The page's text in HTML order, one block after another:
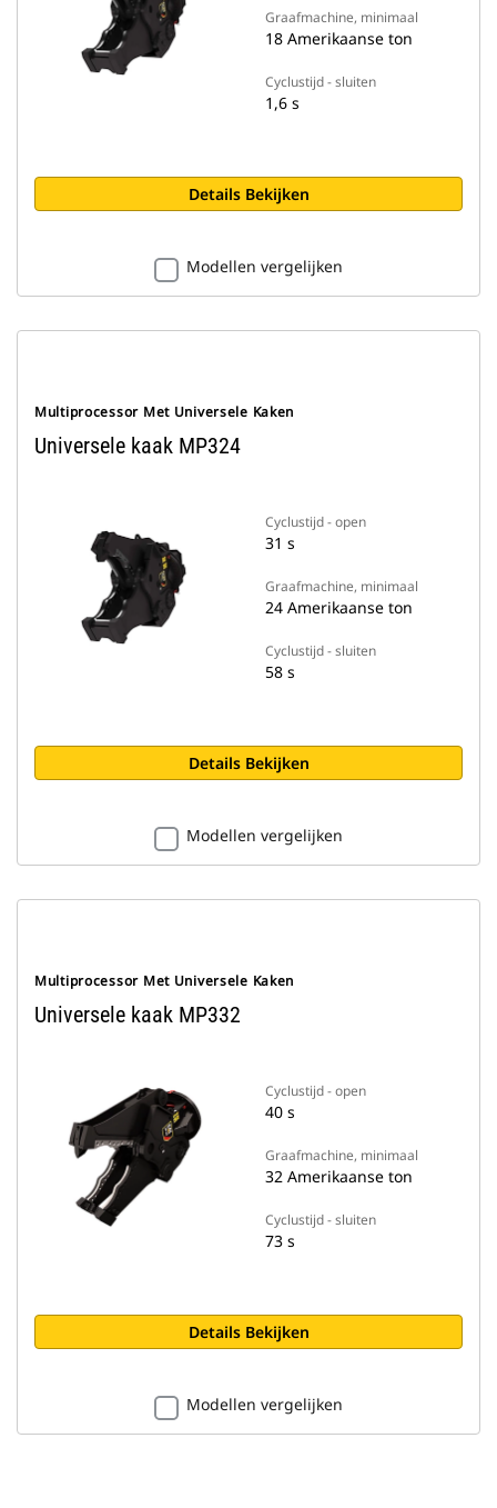
Graafmachine, minimaal
18 Amerikaanse ton
Cyclustijd - sluiten
1,6 s
Details Bekijken
Modellen vergelijken
Multiprocessor Met Universele Kaken
Universele kaak MP324
Cyclustijd - open
31 s
Graafmachine, minimaal
24 Amerikaanse ton
Cyclustijd - sluiten
58 s
Details Bekijken
Modellen vergelijken
Multiprocessor Met Universele Kaken
Universele kaak MP332
Cyclustijd - open
40 s
Graafmachine, minimaal
32 Amerikaanse ton
Cyclustijd - sluiten
73 s
Details Bekijken
Modellen vergelijken